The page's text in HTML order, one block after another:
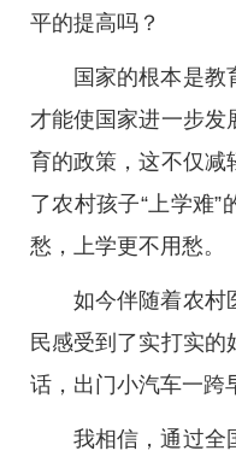
平的提高吗？
国家的根本是教
才能使国家进一步发
育的政策，这不仅减
了农村孩子“上学难
愁，上学更不用愁。
如今伴随着农村
民感受到了实打实
话，出门小汽车一跨
我相信，通过全